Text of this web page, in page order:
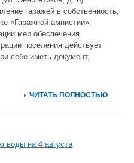
гаражей в собственность,
«Гаражной амнистии».
мер обеспечения
поселения действует
себе иметь документ,
ЧИТАТЬ ПОЛНОСТЬЮ
воды на 4 августа